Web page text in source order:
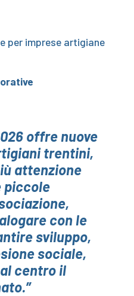
per imprese artigiane
offre nuove
trentini,
attenzione
piccole
con le
sviluppo,
sociale,
centro il